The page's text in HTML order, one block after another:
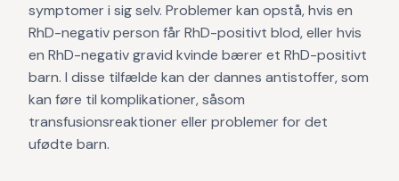
symptomer i sig selv. Problemer kan opstå, hvis en
RhD-negativ person får RhD-positivt blod, eller hvis
en RhD-negativ gravid kvinde bærer et RhD-positivt
barn. I disse tilfælde kan der dannes antistoffer, som
kan føre til komplikationer, såsom
transfusionsreaktioner eller problemer for det
ufødte barn.